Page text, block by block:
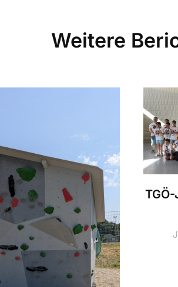
Weitere